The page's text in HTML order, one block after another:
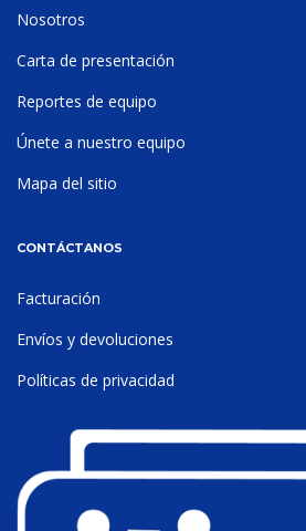
Nosotros
Carta de presentación
Reportes de equipo
Únete a nuestro equipo
Mapa del sitio
CONTÁCTANOS
Facturación
Envíos y devoluciones
Políticas de privacidad